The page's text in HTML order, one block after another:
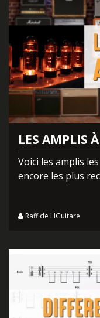
LES AMPLIS
Voici les amplis
encore les plus
Raff de HGuitare